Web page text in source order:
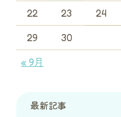
22 23 24
29 30
« 9月
最新記事